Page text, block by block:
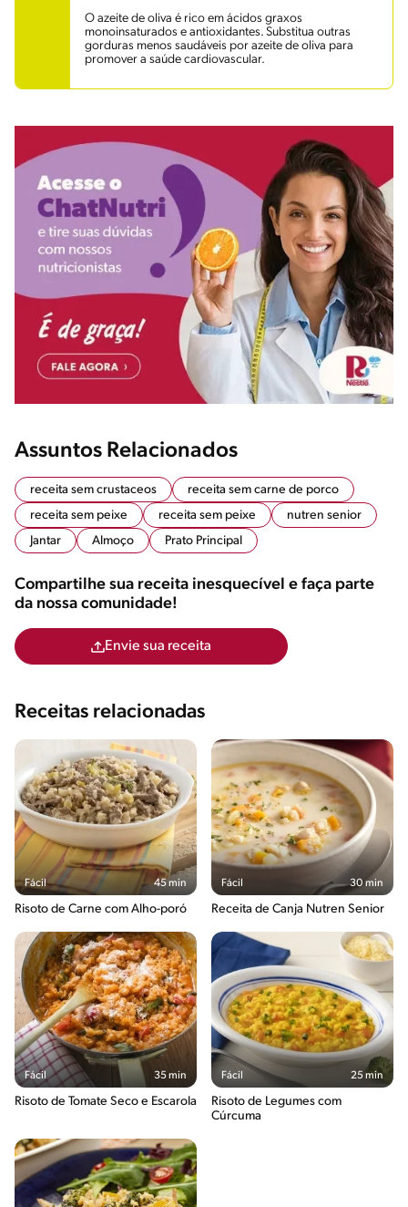
O azeite de oliva é rico em ácidos graxos
monoinsaturados e antioxidantes. Substitua outras
gorduras menos saudáveis por azeite de oliva para
promover a saúde cardiovascular.
Assuntos Relacionados
receita sem crustaceos
receita sem carne de porco
receita sem peixe
receita sem peixe
nutren senior
Jantar
Almoço Prato Principal
Compartilhe sua receita inesquecível e faça parte
da nossa comunidade!
Envie sua receita
Receitas relacionadas
Fácil 45 min
Risoto de Carne com Alho-poró
Fácil 30 min
Receita de Canja Nutren Senior
Fácil 35 min
Risoto de Tomate Seco e Escarola
Fácil 25 min
Risoto de Legumes com
Cúrcuma